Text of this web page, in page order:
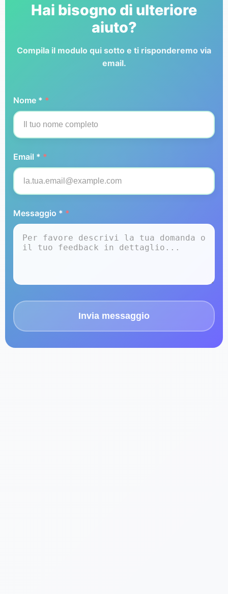
Hai bisogno di ulteriore
aiuto?
Compila il modulo qui sotto e ti risponderemo via
email.
Nome * *
Email * *
Messaggio * *
Invia messaggio